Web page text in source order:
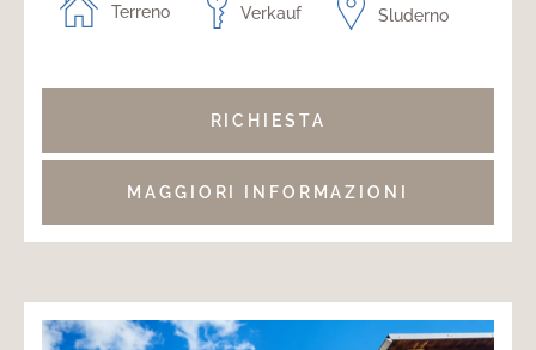
Terreno Verkauf Sluderno
RICHIESTA
MAGGIORI INFORMAZIONI